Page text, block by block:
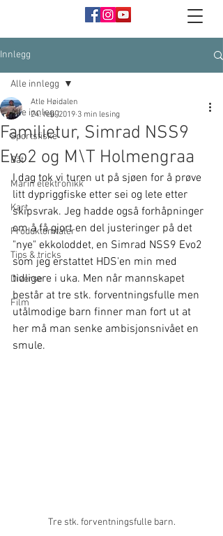
Innlegg
Alle innlegg
Sportsfiske
Båt
Marin elektronikk
Kart
Produktomtaler
Tips & tricks
Diverse
Film
Alle innlegg
Familietur, Simrad NSS9
Evo2 og M\T Holmengraa
Atle Høidalen
24. feb. 2019 3 min lesing
I dag tok vi turen ut på sjøen for å prøve
litt dypriggfiske etter sei og lete etter
skipsvrak. Jeg hadde også forhåpninger
om å få gjort en del justeringer på det
"nye" ekkoloddet, en Simrad NSS9 Evo2
som jeg erstattet HDS'en min med
tidligere i uka. Men når mannskapet
består at tre stk. forventningsfulle men
utålmodige barn finner man fort ut at
her må man senke ambisjonsnivået en
smule.
Tre stk. forventningsfulle barn.